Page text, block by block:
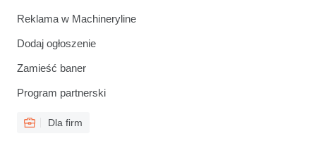
Reklama w Machineryline
Dodaj ogłoszenie
Zamieść baner
Program partnerski
Dla firm